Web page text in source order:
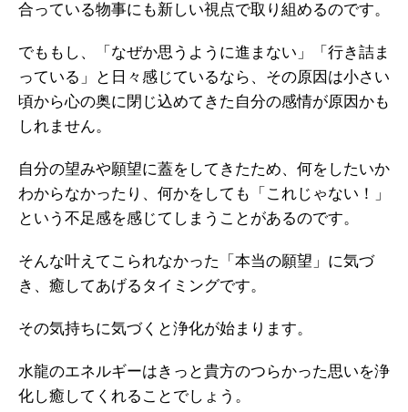
合っている物事にも新しい視点で取り組めるのです。
でももし、「なぜか思うように進まない」「行き詰ま
っている」と日々感じているなら、その原因は小さい
頃から心の奥に閉じ込めてきた自分の感情が原因かも
しれません。
自分の望みや願望に蓋をしてきたため、何をしたいか
わからなかったり、何かをしても「これじゃない！」
という不足感を感じてしまうことがあるのです。
そんな叶えてこられなかった「本当の願望」に気づ
き、癒してあげるタイミングです。
その気持ちに気づくと浄化が始まります。
水龍のエネルギーはきっと貴方のつらかった思いを浄
化し癒してくれることでしょう。